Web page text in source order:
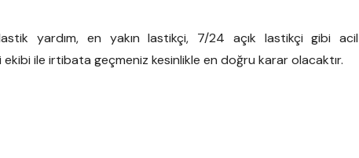
yardım, en yakın lastikçi, 7/24 açık lastikçi gibi acil
ekibi ile irtibata geçmeniz kesinlikle en doğru karar olacaktır.